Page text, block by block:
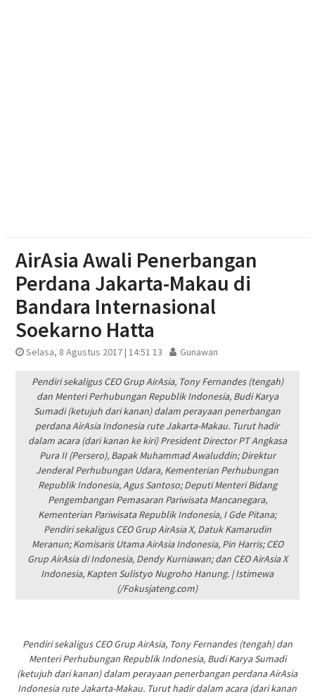
AirAsia Awali Penerbangan
Perdana Jakarta-Makau di
Bandara Internasional
Soekarno Hatta
Selasa, 8 Agustus 2017 | 14:51 13 Gunawan
Pendiri sekaligus CEO Grup AirAsia, Tony Fernandes (tengah)
dan Menteri Perhubungan Republik Indonesia, Budi Karya
Sumadi (ketujuh dari kanan) dalam perayaan penerbangan
perdana AirAsia Indonesia rute Jakarta-Makau. Turut hadir
dalam acara (dari kanan ke kiri) President Director PT Angkasa
Pura II (Persero), Bapak Muhammad Awaluddin; Direktur
Jenderal Perhubungan Udara, Kementerian Perhubungan
Republik Indonesia, Agus Santoso; Deputi Menteri Bidang
Pengembangan Pemasaran Pariwisata Mancanegara,
Kementerian Pariwisata Republik Indonesia, I Gde Pitana;
Pendiri sekaligus CEO Grup AirAsia X, Datuk Kamarudin
Meranun; Komisaris Utama AirAsia Indonesia, Pin Harris; CEO
Grup AirAsia di Indonesia, Dendy Kurniawan; dan CEO AirAsia X
Indonesia, Kapten Sulistyo Nugroho Hanung. | Istimewa
(/Fokusjateng.com)
Pendiri sekaligus CEO Grup AirAsia, Tony Fernandes (tengah) dan
Menteri Perhubungan Republik Indonesia, Budi Karya Sumadi
(ketujuh dari kanan) dalam perayaan penerbangan perdana AirAsia
Indonesia rute Jakarta-Makau. Turut hadir dalam acara (dari kanan